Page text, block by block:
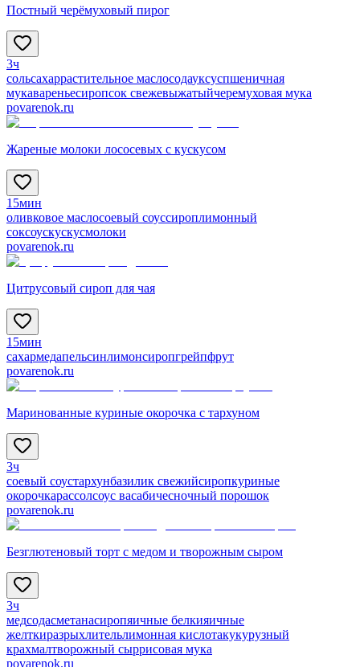
Постный черёмуховый пирог
3ч
сольсахаррастительное маслосодауксуспшеничная
мукавареньесиропсок свежевыжатыйчеремуховая мука
povarenok.ru
Жареные молоки лососевых с кускусом
15мин
оливковое маслосоевый соуссироплимонный
соксоускускусмолоки
povarenok.ru
Цитрусовый сироп для чая
15мин
сахармедапельсинлимонсиропгрейпфрут
povarenok.ru
Маринованные куриные окорочка с тархуном
3ч
соевый соустархунбазилик свежийсиропкуриные
окорочкарассолсоус васабичесночный порошок
povarenok.ru
Безглютеновый торт с медом и творожным сыром
3ч
медсодасметанасиропяичные белкияичные
желткиразрыхлительлимонная кислотакукурузный
крахмалтворожный сыррисовая мука
povarenok.ru